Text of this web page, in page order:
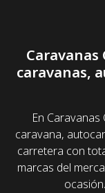
caravanas,
En
caravana,
carretera con
marcas del